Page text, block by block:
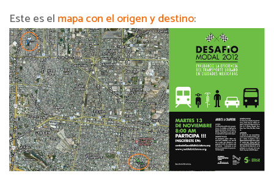
Este es el mapa con el origen y destino: